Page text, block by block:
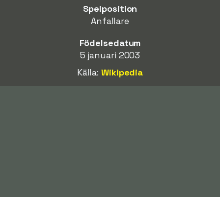
Spelposition
Anfallare
Födelsedatum
5 januari 2003
Källa:Wikipedia